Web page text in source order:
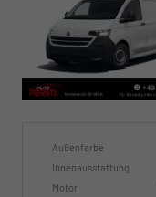
Außenfarbe
Innenausstattung
Motor